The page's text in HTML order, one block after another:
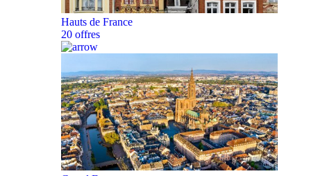
Hauts de France
20 offres